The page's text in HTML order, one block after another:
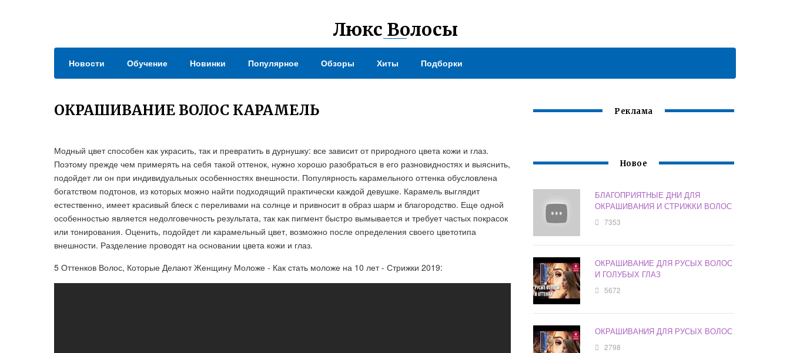
Люкс Волосы
Новости Обучение Новинки Популярное Обзоры Хиты Подборки
ОКРАШИВАНИЕ ВОЛОС КАРАМЕЛЬ
Модный цвет способен как украсить, так и превратить в дурнушку: все зависит от природного цвета кожи и глаз.
Поэтому прежде чем примерять на себя такой оттенок, нужно хорошо разобраться в его разновидностях и выяснить,
подойдет ли он при индивидуальных особенностях внешности. Популярность карамельного оттенка обусловлена
богатством подтонов, из которых можно найти подходящий практически каждой девушке. Карамель выглядит
естественно, имеет красивый блеск с переливами на солнце и привносит в образ шарм и благородство. Еще одной
особенностью является недолговечность результата, так как пигмент быстро вымывается и требует частых покрасок
или тонирования. Оценить, подойдет ли карамельный цвет, возможно после определения своего цветотипа
внешности. Разделение проводят на основании цвета кожи и глаз.
5 Оттенков Волос, Которые Делают Женщину Моложе - Как стать моложе на 10 лет - Стрижки 2019:
Реклама
Новое
БЛАГОПРИЯТНЫЕ ДНИ ДЛЯ
ОКРАШИВАНИЯ И СТРИЖКИ ВОЛОС
7353
ОКРАШИВАНИЕ ДЛЯ РУСЫХ ВОЛОС
И ГОЛУБЫХ ГЛАЗ
5672
ОКРАШИВАНИЯ ДЛЯ РУСЫХ ВОЛОС
2798